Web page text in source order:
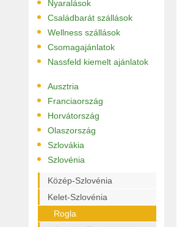
Nyaralások
• Családbarát szállások
• Wellness szállások
• Csomagajánlatok
• Nassfeld kiemelt ajánlatok
• Ausztria
• Franciaország
• Horvátország
• Olaszország
• Szlovákia
• Szlovénia
Közép-Szlovénia
Kelet-Szlovénia
Rogla